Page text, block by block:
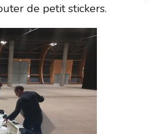
de petit stickers.